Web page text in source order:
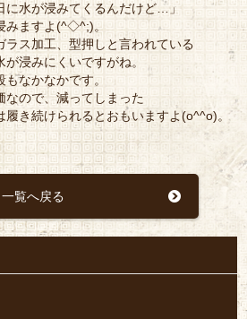
に水が浸みてくるんだけど…」
みますよ(^◇^;)。
ラス加工、型押しと言われている
浸みにくいですがね。
なかなかです。
なので、減ってしまった
履き続けられるとおもいますよ(o^^o)。
一覧へ戻る